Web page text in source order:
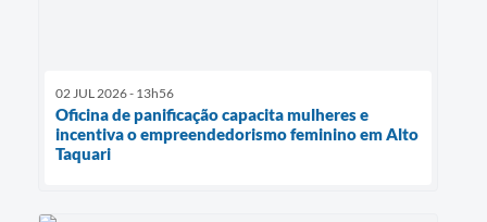
02 JUL 2026 - 13h56
Oficina de panificação capacita mulheres e
incentiva o empreendedorismo feminino em Alto
Taquari